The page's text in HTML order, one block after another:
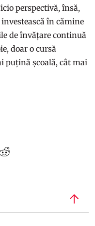
perspectivă, însă,
în cămine
de învățare continuă
doar o cursă
puțină școală, cât mai